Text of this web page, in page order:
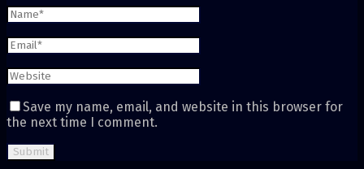
Save my name, email, and website in this browser for
the next time I comment.